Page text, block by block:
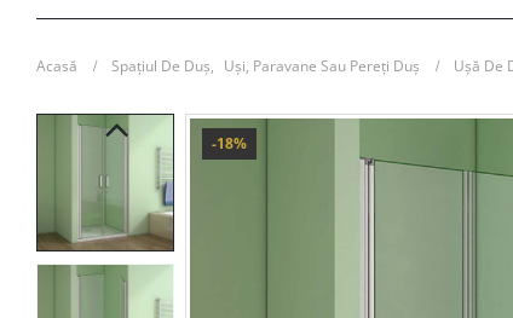
Acasă Spațiul De Duș, Uși, Paravane Sau Pereți Duș Ușă De
-18%